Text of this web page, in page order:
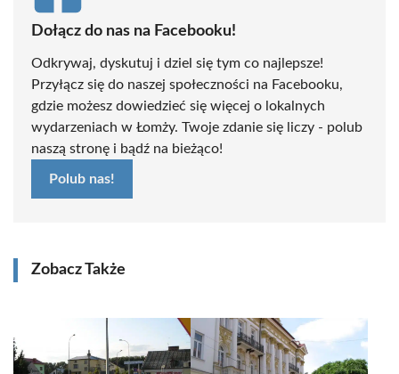
Dołącz do nas na Facebooku!
Odkrywaj, dyskutuj i dziel się tym co najlepsze!
Przyłącz się do naszej społeczności na Facebooku,
gdzie możesz dowiedzieć się więcej o lokalnych
wydarzeniach w Łomży. Twoje zdanie się liczy - polub
naszą stronę i bądź na bieżąco!
Polub nas!
Zobacz Także